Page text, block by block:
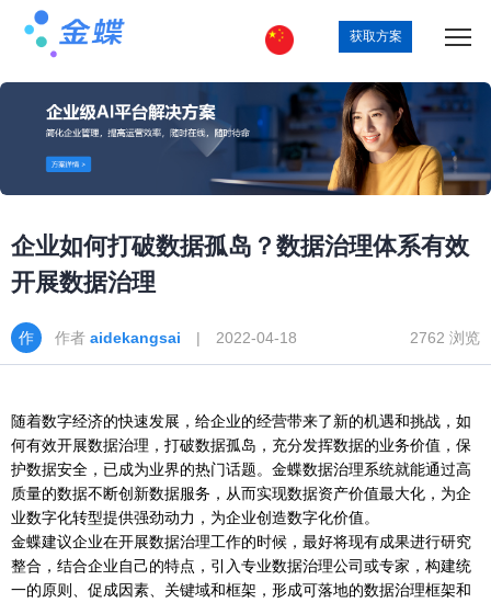
获取方案
企业如何打破数据孤岛？数据治理体系有效
开展数据治理
作者 aidekangsai | 2022-04-18 2762 浏览
随着数字经济的快速发展，给企业的经营带来了新的机遇和挑战，如
何有效开展数据治理，打破数据孤岛，充分发挥数据的业务价值，保
护数据安全，已成为业界的热门话题。金蝶数据治理系统就能通过高
质量的数据不断创新数据服务，从而实现数据资产价值最大化，为企
业数字化转型提供强劲动力，为企业创造数字化价值。
金蝶建议企业在开展数据治理工作的时候，最好将现有成果进行研究
整合，结合企业自己的特点，引入专业数据治理公司或专家，构建统
一的原则、促成因素、关键域和框架，形成可落地的数据治理框架和